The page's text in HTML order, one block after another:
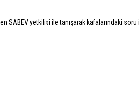
SABEV yetkilisi ile tanışarak kafalarındaki